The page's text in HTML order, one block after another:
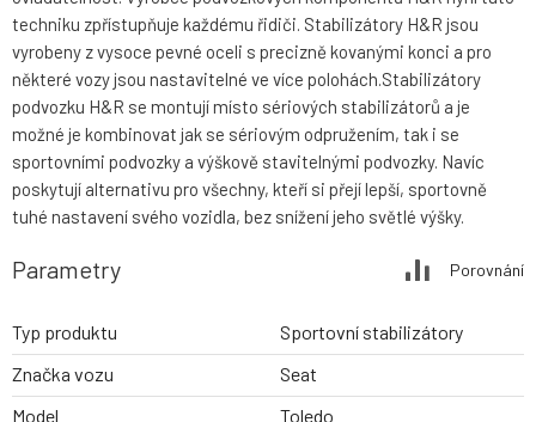
techniku zpřístupňuje každému řidiči. Stabilizátory H&R jsou
vyrobeny z vysoce pevné oceli s precizně kovanými konci a pro
některé vozy jsou nastavitelné ve více polohách.Stabilizátory
podvozku H&R se montují místo sériových stabilizátorů a je
možné je kombinovat jak se sériovým odpružením, tak i se
sportovními podvozky a výškově stavitelnými podvozky. Navíc
poskytují alternativu pro všechny, kteří si přejí lepší, sportovně
tuhé nastavení svého vozidla, bez snížení jeho světlé výšky.
Parametry Porovnání
Typ produktu
Sportovní stabilizátory
Značka vozu
Seat
Model
Toledo